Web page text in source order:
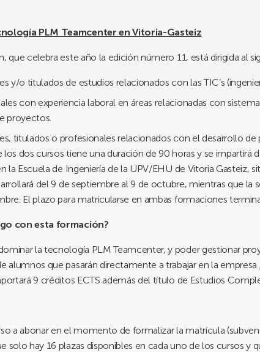
PLM Teamcenter en Vitoria-Gasteiz
que celebra este año la edición número 11, está dirigida al
y/o titulados de estudios relacionados con las TIC’s
con experiencia laboral en áreas relacionadas con
proyectos.
titulados o profesionales relacionados con el desarrollo
los dos cursos tiene una duración de 90 horas y se impartirá
la Escuela de Ingeniería de la UPV/EHU de Vitoria Gasteiz,
del 9 de septiembre al 9 de octubre, mientras que la
El plazo para matricularse en ambas formaciones
con esta formación?
la tecnología PLM Teamcenter, y poder gestionar
alumnos que pasarán directamente a trabajar en la empresa
9 créditos ECTS además del título de Estudios
a abonar en el momento de formalizar la matrícula
solo hay 16 plazas disponibles en cada uno de los cursos y